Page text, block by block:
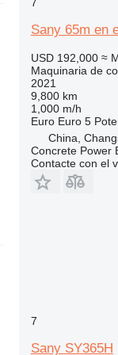
Sany 65m en
USD 192,000 ≈
Maquinaria de
2021
9,800 km
1,000 m/h
Euro Euro 5
China,
Concrete Power
Contacte con el
7
Sany SY365H